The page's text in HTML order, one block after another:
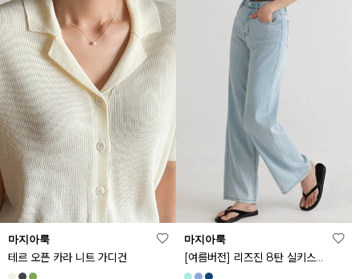
마지아룩
테르 오픈 카라 니트 가디건
마지아룩
[여름버전] 리즈진 8탄 실키스판 와이드 아이스 데님 팬츠